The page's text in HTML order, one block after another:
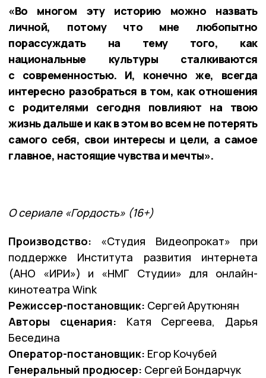
«Во многом эту историю можно назвать
личной, потому что мне любопытно
порассуждать на тему того, как
национальные культуры сталкиваются
с современностью. И, конечно же, всегда
интересно разобраться в том, как отношения
с родителями сегодня повлияют на твою
жизнь дальше и как в этом во всем не потерять
самого себя, свои интересы и цели, а самое
главное, настоящие чувства и мечты».
О сериале «Гордость» (16+)
Производство: «Студия Видеопрокат» при
поддержке Института развития интернета
(АНО «ИРИ») и «НМГ Студии» для онлайн-
кинотеатра Wink
Режиссер-постановщик: Сергей Арутюнян
Авторы сценария: Катя Сергеева, Дарья
Беседина
Оператор-постановщик: Егор Кочубей
Генеральный продюсер: Сергей Бондарчук